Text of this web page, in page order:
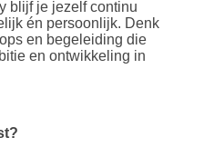
blijf je jezelf continu
én persoonlijk. Denk
en begeleiding die
en ontwikkeling in